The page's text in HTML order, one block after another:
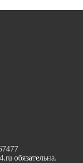
обязательна.